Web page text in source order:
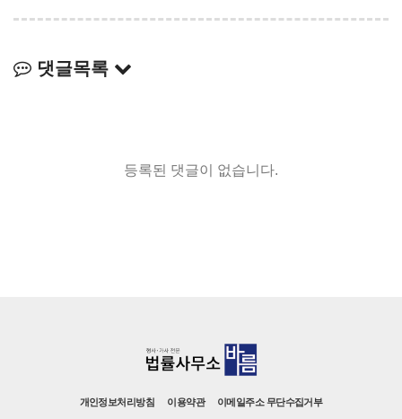
댓글목록
등록된 댓글이 없습니다.
개인정보처리방침 이용약관 이메일주소 무단수집거부